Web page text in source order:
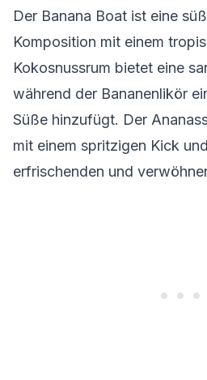
Der Banana Boat ist eine
Komposition mit einem
Kokosnussrum bietet eine
während der Bananenlikör
Süße hinzufügt. Der
mit einem spritzigen Kick
erfrischenden und